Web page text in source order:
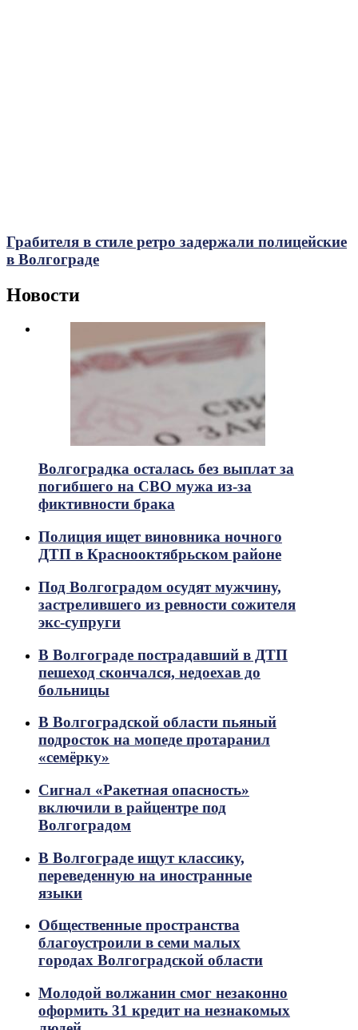
Грабителя в стиле ретро задержали полицейские
в Волгограде
Новости
Волгоградка осталась без выплат за
погибшего на СВО мужа из-за
фиктивности брака
Полиция ищет виновника ночного
ДТП в Краснооктябрьском районе
Под Волгоградом осудят мужчину,
застрелившего из ревности сожителя
экс-супруги
В Волгограде пострадавший в ДТП
пешеход скончался, недоехав до
больницы
В Волгоградской области пьяный
подросток на мопеде протаранил
«семёрку»
Сигнал «Ракетная опасность»
включили в райцентре под
Волгоградом
В Волгограде ищут классику,
переведенную на иностранные
языки
Общественные пространства
благоустроили в семи малых
городах Волгоградской области
Молодой волжанин смог незаконно
оформить 31 кредит на незнакомых